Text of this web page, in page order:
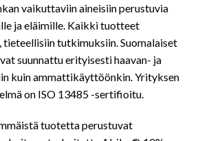
vaikuttaviin aineisiin perustuvia
ja eläimille. Kaikki tuotteet
tutkimuksiin. Suomalaiset
suunnattu erityisesti haavan- ja
kuin ammattikäyttöönkin. Yrityksen
on ISO 13485 -sertifioitu.
tuotetta perustuvat